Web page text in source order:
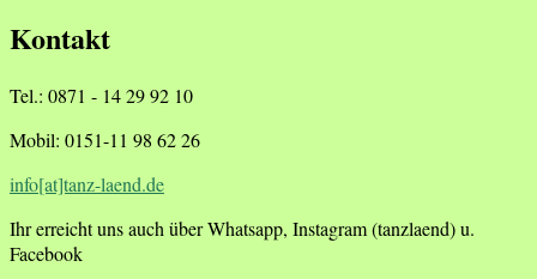
Kontakt
Tel.: 0871 - 14 29 92 10
Mobil: 0151-11 98 62 26
info[at]tanz-laend.de
Ihr erreicht uns auch über Whatsapp, Instagram (tanzlaend) u.
Facebook